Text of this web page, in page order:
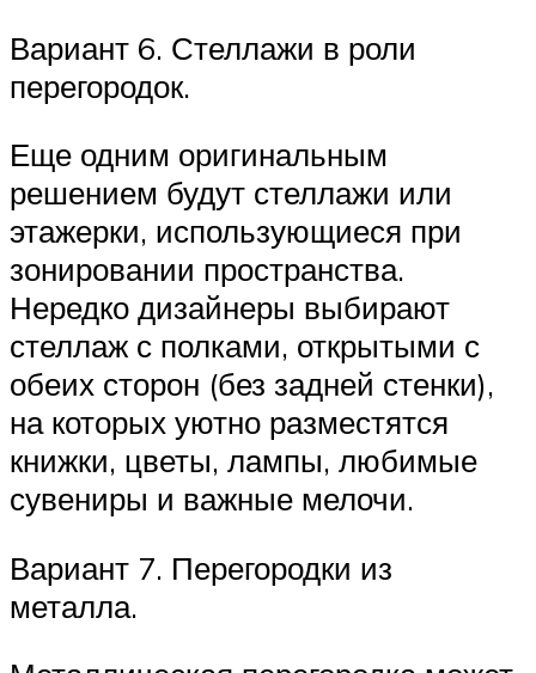
Вариант 6. Стеллажи в роли
перегородок.
Еще одним оригинальным
решением будут стеллажи или
этажерки, использующиеся при
зонировании пространства.
Нередко дизайнеры выбирают
стеллаж с полками, открытыми с
обеих сторон (без задней стенки),
на которых уютно разместятся
книжки, цветы, лампы, любимые
сувениры и важные мелочи.
Вариант 7. Перегородки из
металла.